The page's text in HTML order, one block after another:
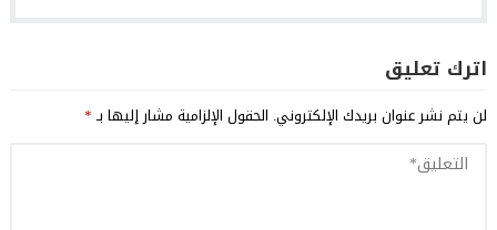
اترك تعليق
لن يتم نشر عنوان بريدك الإلكتروني. الحقول الإلزامية مشار إليها بـ*